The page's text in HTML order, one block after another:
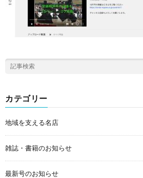
カテゴリー
地域を支える名店
雑誌・書籍のお知らせ
最新号のお知らせ